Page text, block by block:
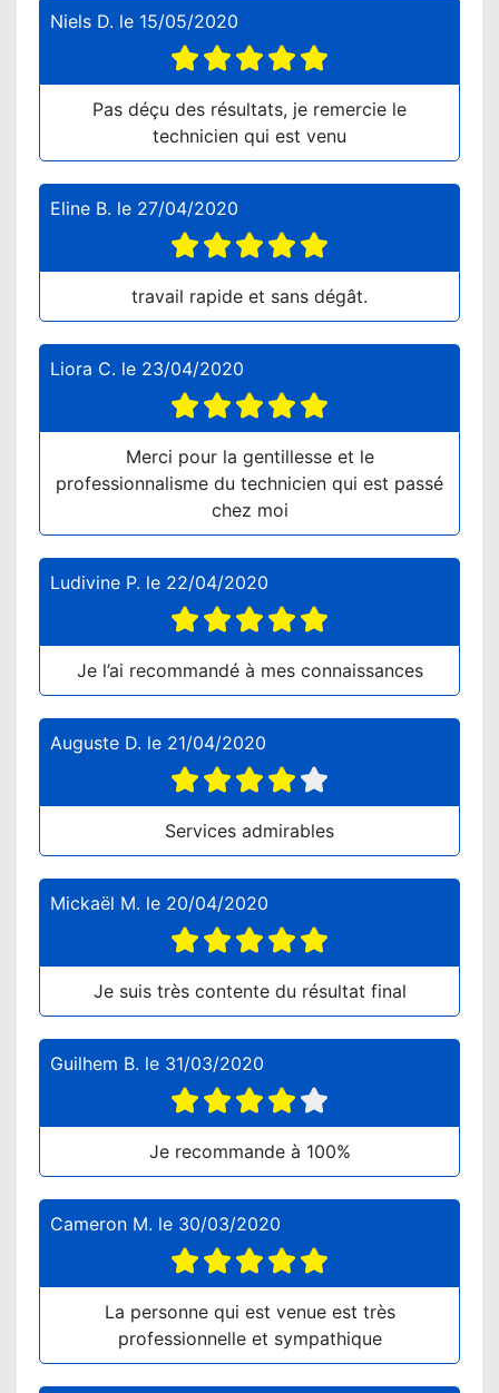
Niels D. le 15/05/2020
Pas déçu des résultats, je remercie le
technicien qui est venu
Eline B. le 27/04/2020
travail rapide et sans dégât.
Liora C. le 23/04/2020
Merci pour la gentillesse et le
professionnalisme du technicien qui est passé
chez moi
Ludivine P. le 22/04/2020
Je l’ai recommandé à mes connaissances
Auguste D. le 21/04/2020
Services admirables
Mickaël M. le 20/04/2020
Je suis très contente du résultat final
Guilhem B. le 31/03/2020
Je recommande à 100%
Cameron M. le 30/03/2020
La personne qui est venue est très
professionnelle et sympathique